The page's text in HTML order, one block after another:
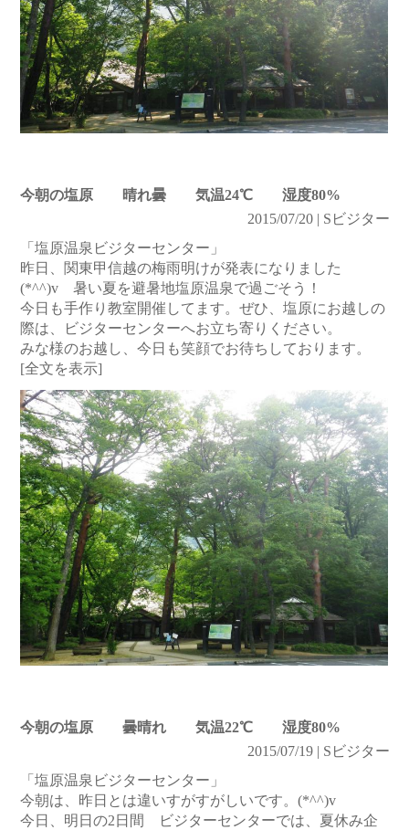
今朝の塩原 晴れ曇 気温24℃ 湿度80%
2015/07/20 | Sビジター
「塩原温泉ビジターセンター」
昨日、関東甲信越の梅雨明けが発表になりました
(*^^)v 暑い夏を避暑地塩原温泉で過ごそう！
今日も手作り教室開催してます。ぜひ、塩原にお越しの
際は、ビジターセンターへお立ち寄りください。
みな様のお越し、今日も笑顔でお待ちしております。
[全文を表示]
今朝の塩原 曇晴れ 気温22℃ 湿度80%
2015/07/19 | Sビジター
「塩原温泉ビジターセンター」
今朝は、昨日とは違いすがすがしいです。(*^^)v
今日、明日の2日間 ビジターセンターでは、夏休み企